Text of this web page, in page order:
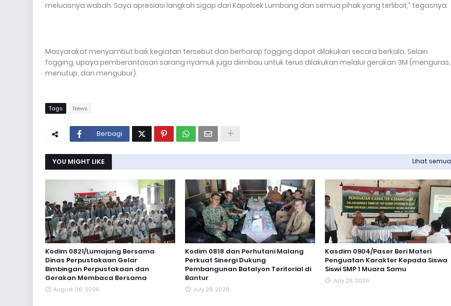
meluasnya wabah. Saya apresiasi langkah sigap dari Kapolsek Lumbang dan semua pihak yang terlibat,” tegasnya.
Masyarakat menyambut baik kegiatan tersebut dan berharap fogging dapat dilakukan secara berkala. Selain
fogging, upaya pemberantasan sarang nyamuk juga diimbau untuk terus dilakukan melalui gerakan 3M (menguras,
menutup, dan mengubur).
Tags News
Berbagi
YOU MIGHT LIKE Lihat semua
Kodim 0821/Lumajang Bersama
Dinas Perpustakaan Gelar
Bimbingan Perpustakaan dan
Gerakan Membaca Bersama
August 06, 2026
Kodim 0818 dan Perhutani Malang
Perkuat Sinergi Dukung
Pembangunan Batalyon Teritorial di
Bantur
July 28, 2026
Kasdim 0904/Paser Beri Materi
Penguatan Karakter Kepada Siswa
Siswi SMP 1 Muara Samu
July 28, 2026